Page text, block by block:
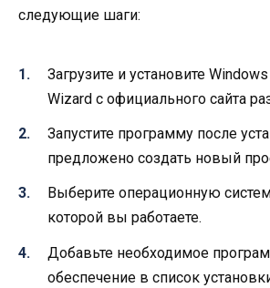
следующие шаги:
Загрузите и установите
Wizard с официального сайта
Запустите программу после
предложено создать новый
Выберите операционную
которой вы работаете.
Добавьте необходимое
обеспечение в список